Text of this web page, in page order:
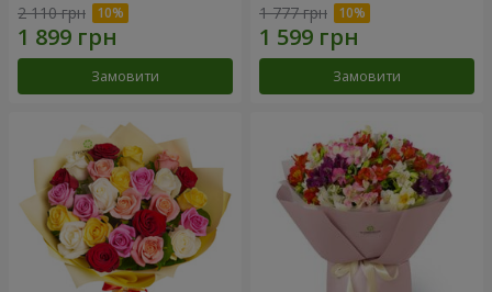
2 110 грн
Замовити
1 777 грн
Замовити